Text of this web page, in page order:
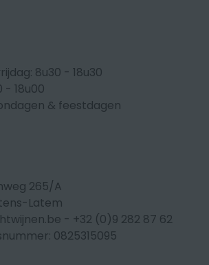
8u30 - 18u30
- 18u00
& feestdagen
265/A
Latem
- +32 (0)9 282 87 62
0825315095